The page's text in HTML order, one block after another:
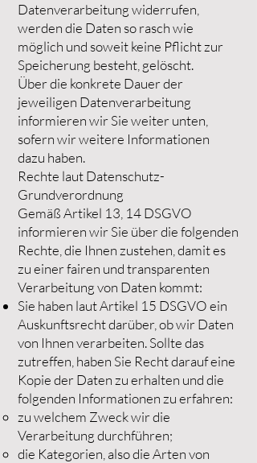
Datenverarbeitung widerrufen,
werden die Daten so rasch wie
möglich und soweit keine Pflicht zur
Speicherung besteht, gelöscht.
Über die konkrete Dauer der
jeweiligen Datenverarbeitung
informieren wir Sie weiter unten,
sofern wir weitere Informationen
dazu haben.
Rechte laut Datenschutz-
Grundverordnung
Gemäß Artikel 13, 14 DSGVO
informieren wir Sie über die folgenden
Rechte, die Ihnen zustehen, damit es
zu einer fairen und transparenten
Verarbeitung von Daten kommt:
Sie haben laut Artikel 15 DSGVO ein
Auskunftsrecht darüber, ob wir Daten
von Ihnen verarbeiten. Sollte das
zutreffen, haben Sie Recht darauf eine
Kopie der Daten zu erhalten und die
folgenden Informationen zu erfahren:
zu welchem Zweck wir die
Verarbeitung durchführen;
die Kategorien, also die Arten von